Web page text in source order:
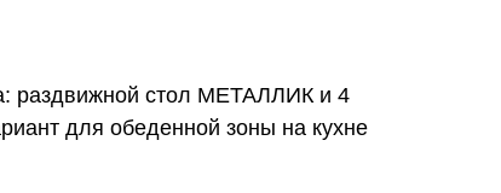
раздвижной стол МЕТАЛЛИК и 4
для обеденной зоны на кухне